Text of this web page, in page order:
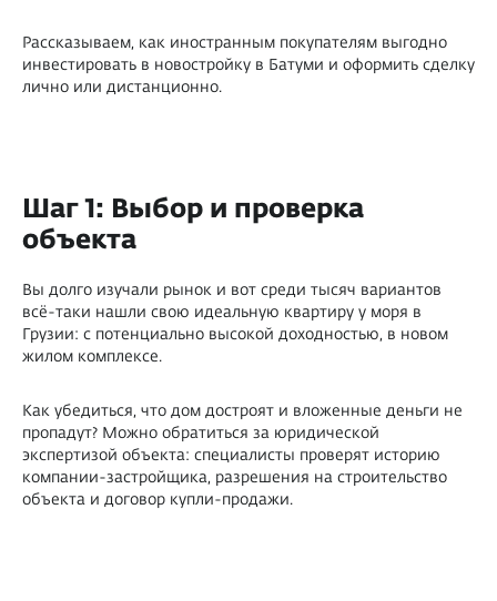
Рассказываем, как иностранным покупателям выгодно
инвестировать в новостройку в Батуми и оформить сделку
лично или дистанционно.
Шаг 1: Выбор и проверка
объекта
Вы долго изучали рынок и вот среди тысяч вариантов
всё-таки нашли свою идеальную квартиру у моря в
Грузии: с потенциально высокой доходностью, в новом
жилом комплексе.
Как убедиться, что дом достроят и вложенные деньги не
пропадут? Можно обратиться за юридической
экспертизой объекта: специалисты проверят историю
компании-застройщика, разрешения на строительство
объекта и договор купли-продажи.